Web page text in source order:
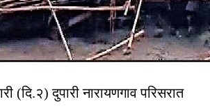
(दि.२) दुपारी नारायणगाव परिसरात